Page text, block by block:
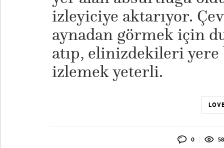
izleyiciye aktarıyor.
aynadan görmek için
atıp, elinizdekileri
izlemek yeterli.
0